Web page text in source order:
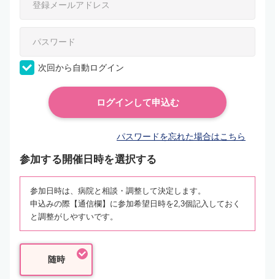
次回から自動ログイン
パスワードを忘れた場合はこちら
参加する開催日時を選択する
参加日時は、病院と相談・調整して決定します。
申込みの際【通信欄】に参加希望日時を2,3個記入しておく
と調整がしやすいです。
随時